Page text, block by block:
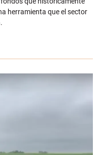
herramienta que el sector